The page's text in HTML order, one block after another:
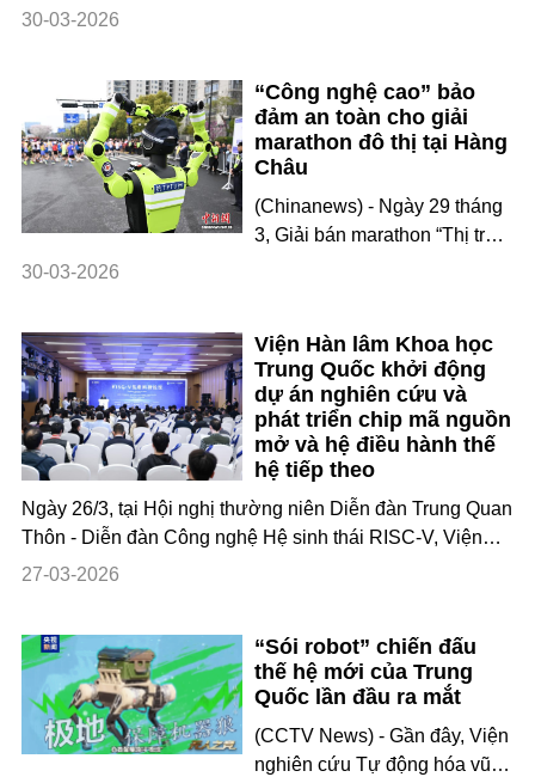
lược Phát triển Khoa học – công nghệ Trung Quốc công
30-03-2026
“Công nghệ cao” bảo
đảm an toàn cho giải
marathon đô thị tại Hàng
Châu
(Chinanews) - Ngày 29 tháng
3, Giải bán marathon “Thị trấn
Hàng, thành phố Hàng Châu,
tỉnh Chiết Giang, Trung Quốc.
Lực lượng công an địa
phương đã sử dụng cùng lúc
robot quản lý giao thông AI,
kính thông minh AR và nhiều
30-03-2026
Viện Hàn lâm Khoa học
Trung Quốc khởi động
dự án nghiên cứu và
phát triển chip mã nguồn
mở và hệ điều hành thế
hệ tiếp theo
Ngày 26/3, tại Hội nghị thường niên Diễn đàn Trung Quan
Thôn - Diễn đàn Công nghệ Hệ sinh thái RISC-V, Viện
Hàn lâm Khoa học Trung Quốc chính thức công bố một
tạo nhân tài. Hai thành quả quan
27-03-2026
“Sói robot” chiến đấu
thế hệ mới của Trung
Quốc lần đầu ra mắt
(CCTV News) - Gần đây, Viện
nghiên cứu Tự động hóa vũ